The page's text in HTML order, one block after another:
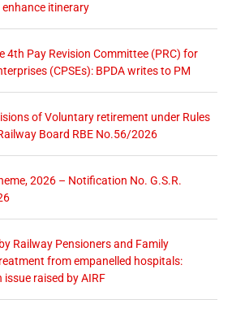
itinerary
4th Pay Revision Committee (PRC) for
(CPSEs): BPDA writes to PM
of Voluntary retirement under Rules
Board RBE No.56/2026
2026 – Notification No. G.S.R.
Railway Pensioners and Family
from empanelled hospitals:
raised by AIRF